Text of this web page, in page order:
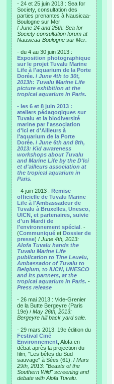
- 24 et 25 juin 2013 : Sea for
Society, consultation des
parties prenantes à Nausicaa-
Boulogne sur Mer
/ June 24 and 25th: Sea for
Society consultation forum at
Nausicaa-Boulogne sur Mer.
- du 4 au 30 juin 2013 :
Exposition photographique
sur le projet Tuvalu Marine
Life à l'aquarium de la Porte
Dorée. / June 4th to 30t,
2013h: Tuvalu Marine Life
picture exhibition at the
tropical aquarium in Paris.
- les 6 et 8 juin 2013 :
ateliers pédagogiques sur
Tuvalu et la biodiversité
marine par l'association
d'Ici et d'Ailleurs à
l'aquarium de la Porte
Dorée. / June 6th and 8th,
2013: Kid awareness
workshops about Tuvalu
and Marine Life by the D'Ici
et d'ailleurs association at
the tropical aquarium in
Paris.
- 4 juin 2013 : Remise
officielle de Tuvalu Marine
Life à l'Ambassadeur de
Tuvalu à Bruxelles, Unesco,
UICN, et partenaires, suivie
d'un Mardi de
l'environnement spécial . -
(Communiqué et Dossier de
presse) / June 4th, 2013:
Alofa Tuvalu hands the
Tuvalu Marine Life
publication to Tine Leuelu,
Ambassador of Tuvalu to
Belgium, to IUCN, UNESCO
and its partners, at the
tropical aquarium in Paris. -
Press release
- 26 mai 2013 : Vide-Grenier
de la Butte Bergeyre (Paris
19e) / May 26th, 2013:
Bergeyre hill back yard sale.
- 29 mars 2013: 19e édition du
Festival Ciné
Environnement , Alofa en
débat après la projection du
film, "Les bêtes du Sud
sauvage" à Sées (61). / Mars
29th, 2013: "Beasts of the
Southern Wild" screening and
debate with Alofa Tuvalu.